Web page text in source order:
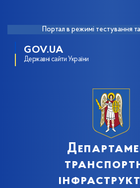
Портал в режимі тестування
GOV.UA
Державні сайти України